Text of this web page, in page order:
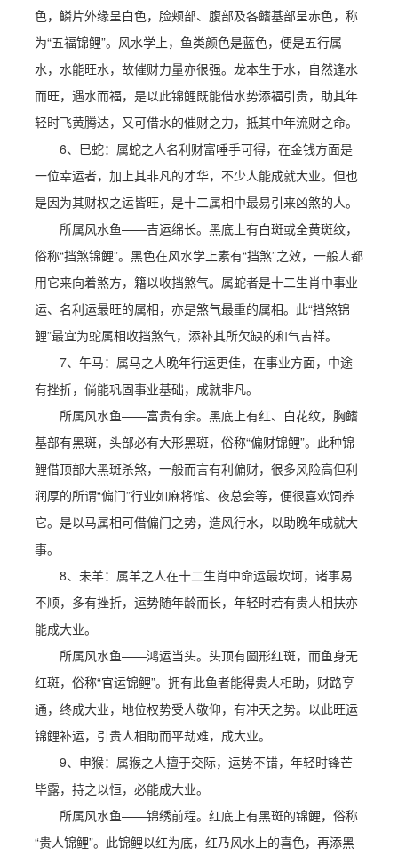
色，鳞片外缘呈白色，脸颊部、腹部及各鳍基部呈赤色，称
为“五福锦鲤”。风水学上，鱼类颜色是蓝色，便是五行属
水，水能旺水，故催财力量亦很强。龙本生于水，自然逢水
而旺，遇水而福，是以此锦鲤既能借水势添福引贵，助其年
轻时飞黄腾达，又可借水的催财之力，抵其中年流财之命。
6、巳蛇：属蛇之人名利财富唾手可得，在金钱方面是
一位幸运者，加上其非凡的才华，不少人能成就大业。但也
是因为其财权之运皆旺，是十二属相中最易引来凶煞的人。
所属风水鱼——吉运绵长。黑底上有白斑或全黄斑纹，
俗称“挡煞锦鲤”。黑色在风水学上素有“挡煞”之效，一般人都
用它来向着煞方，籍以收挡煞气。属蛇者是十二生肖中事业
运、名利运最旺的属相，亦是煞气最重的属相。此“挡煞锦
鲤”最宜为蛇属相收挡煞气，添补其所欠缺的和气吉祥。
7、午马：属马之人晚年行运更佳，在事业方面，中途
有挫折，倘能巩固事业基础，成就非凡。
所属风水鱼——富贵有余。黑底上有红、白花纹，胸鳍
基部有黑斑，头部必有大形黑斑，俗称“偏财锦鲤”。此种锦
鲤借顶部大黑斑杀煞，一般而言有利偏财，很多风险高但利
润厚的所谓“偏门”行业如麻将馆、夜总会等，便很喜欢饲养
它。是以马属相可借偏门之势，造风行水，以助晚年成就大
事。
8、未羊：属羊之人在十二生肖中命运最坎坷，诸事易
不顺，多有挫折，运势随年龄而长，年轻时若有贵人相扶亦
能成大业。
所属风水鱼——鸿运当头。头顶有圆形红斑，而鱼身无
红斑，俗称“官运锦鲤”。拥有此鱼者能得贵人相助，财路亨
通，终成大业，地位权势受人敬仰，有冲天之势。以此旺运
锦鲤补运，引贵人相助而平劫难，成大业。
9、申猴：属猴之人擅于交际，运势不错，年轻时锋芒
毕露，持之以恒，必能成大业。
所属风水鱼——锦绣前程。红底上有黑斑的锦鲤，俗称
“贵人锦鲤”。此锦鲤以红为底，红乃风水上的喜色，再添黑